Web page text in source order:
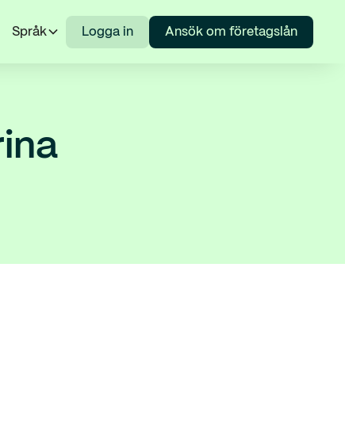
Språk Logga in Ansök om företagslån